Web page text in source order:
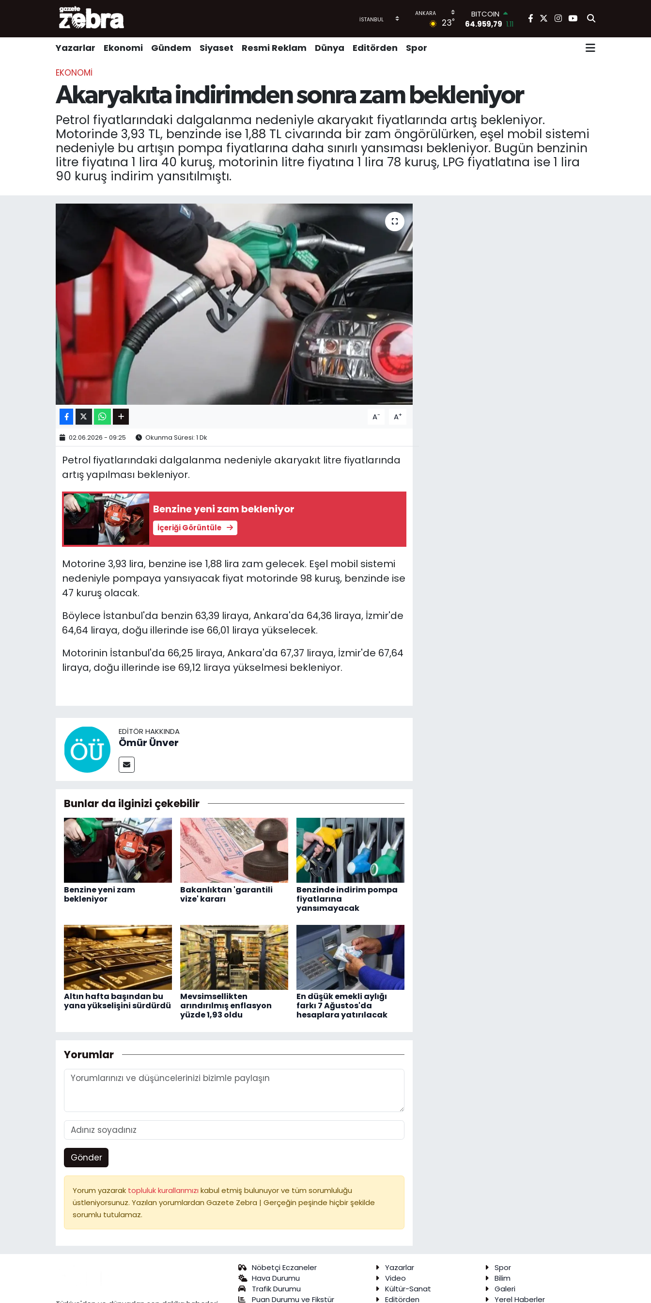
23°
BITCOIN
64.959,79 1.11
64,4811
GRAM ALTIN
6660.55
0.03
BİST100
13.779 -14
Yazarlar Ekonomi Gündem Siyaset Resmi Reklam Dünya Editörden Spor
EKONOMI
Akaryakıta indirimden sonra zam bekleniyor
Petrol fiyatlarındaki dalgalanma nedeniyle akaryakıt fiyatlarında artış bekleniyor.
Motorinde 3,93 TL, benzinde ise 1,88 TL civarında bir zam öngörülürken, eşel mobil sistemi
nedeniyle bu artışın pompa fiyatlarına daha sınırlı yansıması bekleniyor. Bugün benzinin
litre fiyatına 1 lira 40 kuruş, motorinin litre fiyatına 1 lira 78 kuruş, LPG fiyatlatına ise 1 lira
90 kuruş indirim yansıtılmıştı.
A- A+
02.06.2026 - 09:25 Okunma Süresi: 1 Dk
Petrol fiyatlarındaki dalgalanma nedeniyle akaryakıt litre fiyatlarında
artış yapılması bekleniyor.
Benzine yeni zam bekleniyor
İçeriği Görüntüle
Motorine 3,93 lira, benzine ise 1,88 lira zam gelecek. Eşel mobil sistemi
nedeniyle pompaya yansıyacak fiyat motorinde 98 kuruş, benzinde ise
47 kuruş olacak.
Böylece İstanbul'da benzin 63,39 liraya, Ankara'da 64,36 liraya, İzmir'de
64,64 liraya, doğu illerinde ise 66,01 liraya yükselecek.
Motorinin İstanbul'da 66,25 liraya, Ankara'da 67,37 liraya, İzmir'de 67,64
liraya, doğu illerinde ise 69,12 liraya yükselmesi bekleniyor.
EDITÖR HAKKINDA
Ömür Ünver
Bunlar da ilginizi çekebilir
Benzine yeni zam
bekleniyor
Bakanlıktan 'garantili
vize' kararı
Benzinde indirim pompa
fiyatlarına
yansımayacak
Altın hafta başından bu
yana yükselişini sürdürdü
Mevsimsellikten
arındırılmış enflasyon
yüzde 1,93 oldu
En düşük emekli aylığı
farkı 7 Ağustos'da
hesaplara yatırılacak
Yorumlar
Gönder
Yorum yazarak topluluk kurallarımızı kabul etmiş bulunuyor ve tüm sorumluluğu
üstleniyorsunuz. Yazılan yorumlardan Gazete Zebra | Gerçeğin peşinde hiçbir şekilde
sorumlu tutulamaz.
Nöbetçi Eczaneler
Hava Durumu
Trafik Durumu
Puan Durumu ve Fikstür
Yazarlar
Spor
Video
Bilim
Kültür-Sanat
Galeri
Editörden
Yerel Haberler
Yazarlar
Kültür-Sanat
Nöbetçi Eczaneler
Trafik Durumu
Süper Lig Puan Durumu ve Fikstür
Tüm Manşetler
Son Dakika Haberleri